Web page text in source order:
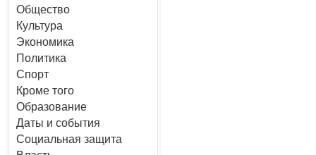
Общество
Культура
Экономика
Политика
Спорт
Кроме того
Образование
Даты и события
Социальная защита